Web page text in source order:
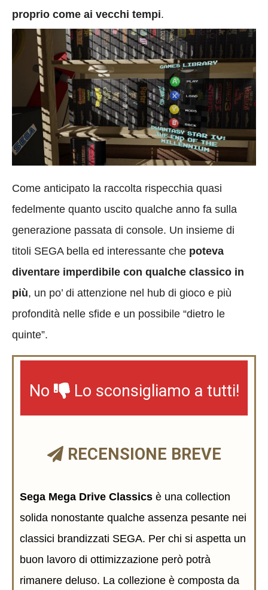
proprio come ai vecchi tempi.
Come anticipato la raccolta rispecchia quasi
fedelmente quanto uscito qualche anno fa sulla
generazione passata di console. Un insieme di
titoli SEGA bella ed interessante che poteva
diventare imperdibile con qualche classico in
più, un po’ di attenzione nel hub di gioco e più
profondità nelle sfide e un possibile “dietro le
quinte”.
No Lo sconsigliamo a tutti!
RECENSIONE BREVE
Sega Mega Drive Classics è una collection
solida nonostante qualche assenza pesante nei
classici brandizzati SEGA. Per chi si aspetta un
buon lavoro di ottimizzazione però potrà
rimanere deluso. La collezione è composta da